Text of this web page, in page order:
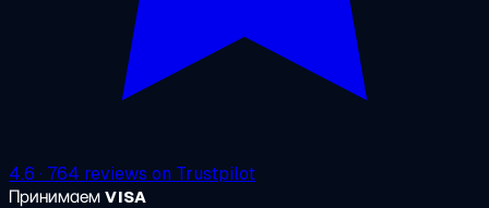
4.6 · 764 reviews on Trustpilot
Принимаем VISA